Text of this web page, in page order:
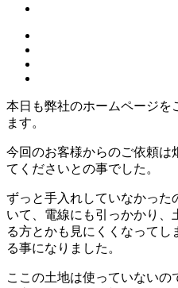
本日も弊社のホームページを
ます。
今回のお客様からのご依頼は
てくださいとの事でした。
ずっと手入れしていなかった
いて、電線にも引っかかり
る方とかも見にくくなって
る事になりました。
ここの土地は使っていないの